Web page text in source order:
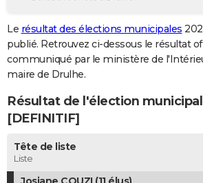
GUIDES D'ACHAT
BONS PLANS
CARTE DE VOEUX
Carte de Noël
Carte Bonne année
Carte Saint-Valentin
Carte Pâques
Carte d'anniversaire
DICTIONNAIRE
Dictionnaire
Biographies
Citations
Expressions
Proverbes
PROGRAMME TV
Le résultat des élections municipales
publié. Retrouvez ci-dessous le résultat
communiqué par le ministère de
maire de Drulhe.
Résultat de l'élection
[DEFINITIF]
Tête de liste
Liste